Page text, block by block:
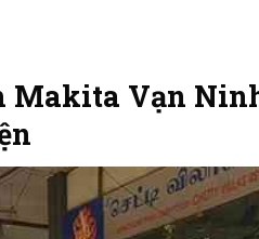
Makita Vạn